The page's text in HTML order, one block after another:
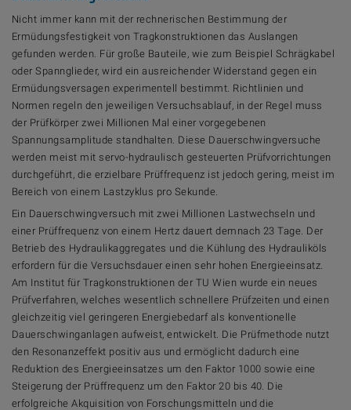
Nicht immer kann mit der rechnerischen Bestimmung der
Ermüdungsfestigkeit von Tragkonstruktionen das Auslangen
gefunden werden. Für große Bauteile, wie zum Beispiel Schrägkabel
oder Spannglieder, wird ein ausreichender Widerstand gegen ein
Ermüdungsversagen experimentell bestimmt. Richtlinien und
Normen regeln den jeweiligen Versuchsablauf, in der Regel muss
der Prüfkörper zwei Millionen Mal einer vorgegebenen
Spannungsamplitude standhalten. Diese Dauerschwingversuche
werden meist mit servo-hydraulisch gesteuerten Prüfvorrichtungen
durchgeführt, die erzielbare Prüffrequenz ist jedoch gering, meist im
Bereich von einem Lastzyklus pro Sekunde.
Ein Dauerschwingversuch mit zwei Millionen Lastwechseln und
einer Prüffrequenz von einem Hertz dauert demnach 23 Tage. Der
Betrieb des Hydraulikaggregates und die Kühlung des Hydrauliköls
erfordern für die Versuchsdauer einen sehr hohen Energieeinsatz.
Am Institut für Tragkonstruktionen der TU Wien wurde ein neues
Prüfverfahren, welches wesentlich schnellere Prüfzeiten und einen
gleichzeitig viel geringeren Energiebedarf als konventionelle
Dauerschwinganlagen aufweist, entwickelt. Die Prüfmethode nutzt
den Resonanzeffekt positiv aus und ermöglicht dadurch eine
Reduktion des Energieeinsatzes um den Faktor 1000 sowie eine
Steigerung der Prüffrequenz um den Faktor 20 bis 40. Die
erfolgreiche Akquisition von Forschungsmitteln und die